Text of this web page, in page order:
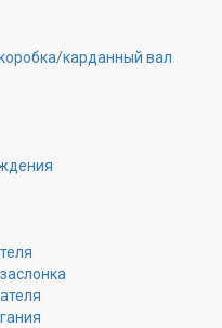
карданный вал